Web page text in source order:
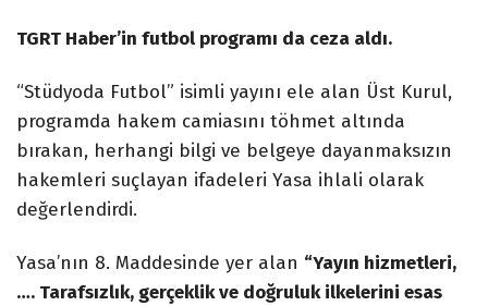
TGRT Haber’in futbol programı da ceza aldı.
“Stüdyoda Futbol” isimli yayını ele alan Üst Kurul,
programda hakem camiasını töhmet altında
bırakan, herhangi bilgi ve belgeye dayanmaksızın
hakemleri suçlayan ifadeleri Yasa ihlali olarak
değerlendirdi.
Yasa’nın 8. Maddesinde yer alan “Yayın hizmetleri,
…. Tarafsızlık, gerçeklik ve doğruluk ilkelerini esas